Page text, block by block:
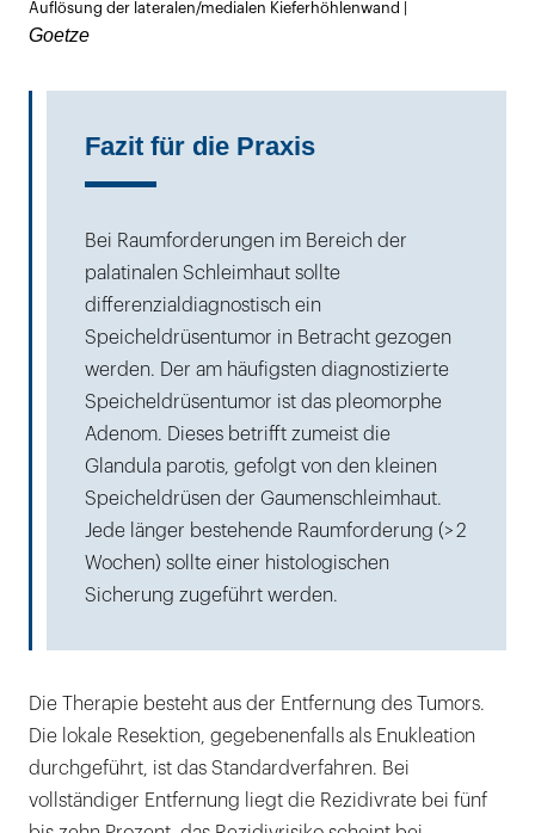
Auflösung der lateralen/medialen Kieferhöhlenwand |
Goetze
Fazit für die Praxis
Bei Raumforderungen im Bereich der
palatinalen Schleimhaut sollte
differenzialdiagnostisch ein
Speicheldrüsentumor in Betracht gezogen
werden. Der am häufigsten diagnostizierte
Speicheldrüsentumor ist das pleomorphe
Adenom. Dieses betrifft zumeist die
Glandula parotis, gefolgt von den kleinen
Speicheldrüsen der Gaumenschleimhaut.
Jede länger bestehende Raumforderung (> 2
Wochen) sollte einer histologischen
Sicherung zugeführt werden.
Die Therapie besteht aus der Entfernung des Tumors.
Die lokale Resektion, gegebenenfalls als Enukleation
durchgeführt, ist das Standardverfahren. Bei
vollständiger Entfernung liegt die Rezidivrate bei fünf